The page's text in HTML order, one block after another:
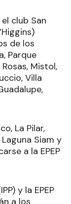
club San
de los
Parque
Mistol,
Villa
La Pilar,
Siam y
a la EPEP
y la EPEP
a los